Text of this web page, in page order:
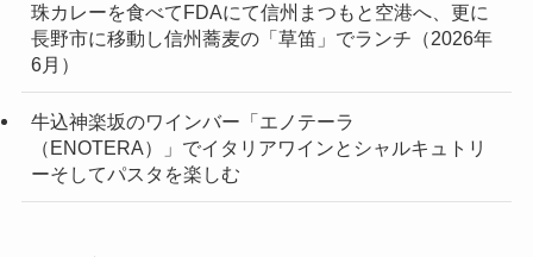
珠カレーを食べてFDAにて信州まつもと空港へ、更に
長野市に移動し信州蕎麦の「草笛」でランチ（2026年
6月）
牛込神楽坂のワインバー「エノテーラ
（ENOTERA）」でイタリアワインとシャルキュトリ
ーそしてパスタを楽しむ